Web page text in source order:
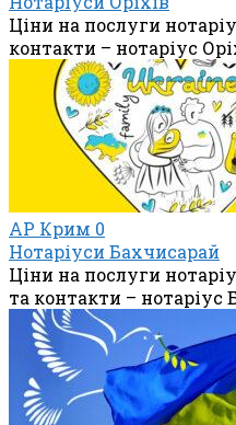
Ціни на послуги
контакти – нотаріус
АР Крим 0
Нотаріуси Бахчисарай
Ціни на послуги
та контакти –